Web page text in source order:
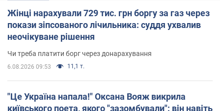
Жінці нарахували 729 тис. грн боргу за газ через
покази зіпсованого лічильника: суддя ухвалив
неочікуване рішення
Чи треба платити борг через донарахування
6.08.2026 09:53 11,1 т.
"Це Україна напала!" Оксана Вояж викрила
київського поета, якого "зазомбували": він навіть